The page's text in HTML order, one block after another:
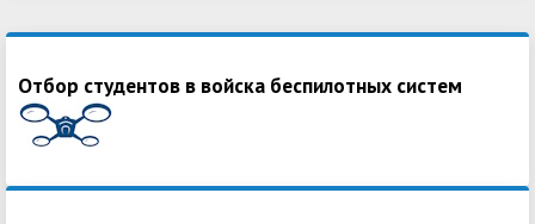
Отбор студентов в войска беспилотных систем